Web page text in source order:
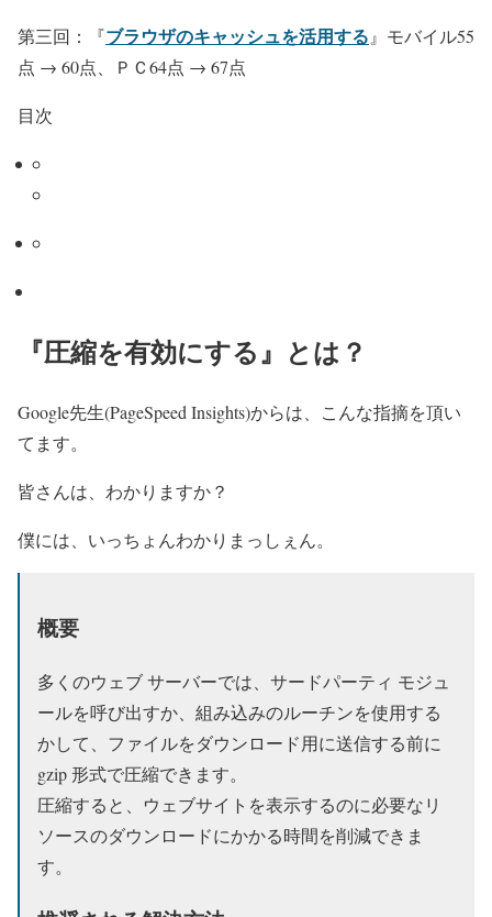
第三回：『ブラウザのキャッシュを活用する 』モバイル55
点 → 60点、ＰＣ64点 → 67点
目次
『圧縮を有効にする』とは？
Google先生(PageSpeed Insights)からは、こんな指摘を頂い
てます。
皆さんは、わかりますか？
僕には、いっちょんわかりまっしぇん。
概要
多くのウェブ サーバーでは、サードパーティ モジュ
ールを呼び出すか、組み込みのルーチンを使用する
かして、ファイルをダウンロード用に送信する前に
gzip 形式で圧縮できます。
圧縮すると、ウェブサイトを表示するのに必要なリ
ソースのダウンロードにかかる時間を削減できま
す。